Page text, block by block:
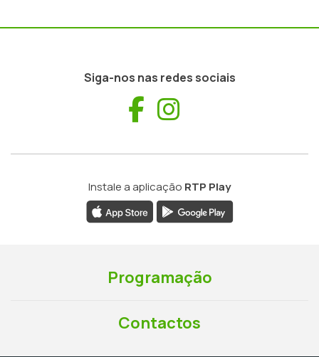
Siga-nos nas redes sociais
Facebook
Instale a aplicação RTP Play
Programação
Contactos